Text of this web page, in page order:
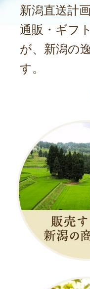
新潟直送計
通販・ギフ
が、新潟の
す。